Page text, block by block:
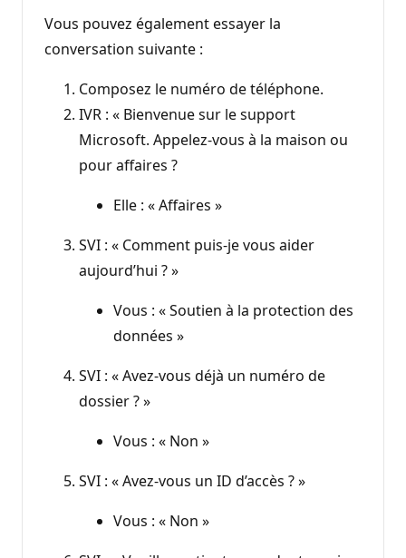
Vous pouvez également essayer la
conversation suivante :
Composez le numéro de téléphone.
IVR : « Bienvenue sur le support
Microsoft. Appelez-vous à la maison ou
pour affaires ?
Elle : « Affaires »
SVI : « Comment puis-je vous aider
aujourd’hui ? »
Vous : « Soutien à la protection des
données »
SVI : « Avez-vous déjà un numéro de
dossier ? »
Vous : « Non »
SVI : « Avez-vous un ID d’accès ? »
Vous : « Non »